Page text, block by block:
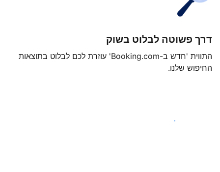
דרך פשוטה לבלוט בשוק
התווית 'חדש ב-Booking.com' עוזרת לכם לבלוט בתוצאות
החיפוש שלנו.
צאו לדרך עוד היום